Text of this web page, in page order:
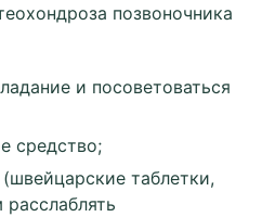
позвоночника
и посоветоваться
средство;
таблетки,